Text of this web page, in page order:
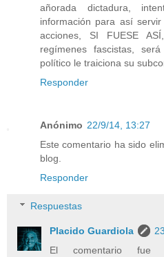
añorada dictadura,
información para así
acciones, SI FUESE
regímenes fascistas,
político le traiciona su
Responder
Anónimo 22/9/14, 13:27
Este comentario ha sido
blog.
Responder
Respuestas
Placido Guardiola
El comentario fue